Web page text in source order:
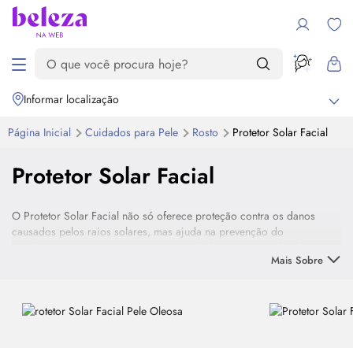
Informar localização
Página Inicial Cuidados para Pele Rosto Protetor Solar Facial
Protetor Solar Facial
O Protetor Solar Facial não só oferece proteção contra os danos
causados pelos raios solares, mas ajuda na prevenção do
com aparência mais jovem.
Mais Sobre